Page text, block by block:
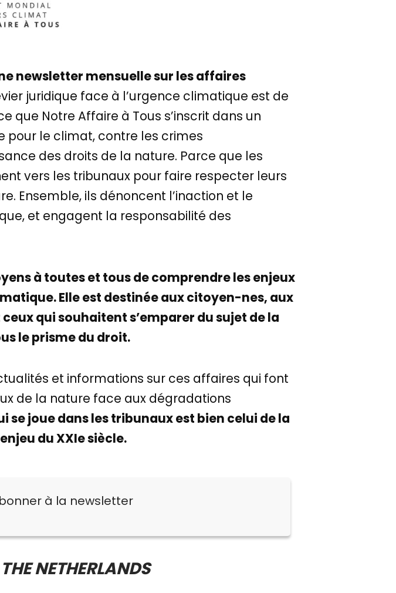
newsletter mensuelle sur les affaires
juridique face à l’urgence climatique est de
que Notre Affaire à Tous s’inscrit dans un
pour le climat, contre les crimes
des droits de la nature. Parce que les
vers les tribunaux pour faire respecter leurs
Ensemble, ils dénoncent l’inaction et le
et engagent la responsabilité des
à toutes et tous de comprendre les enjeux
Elle est destinée aux citoyen-nes, aux
qui souhaitent s’emparer du sujet de la
le prisme du droit.
et informations sur ces affaires qui font
de la nature face aux dégradations
se joue dans les tribunaux est bien celui de la
du XXIe siècle.
à la newsletter
NETHERLANDS